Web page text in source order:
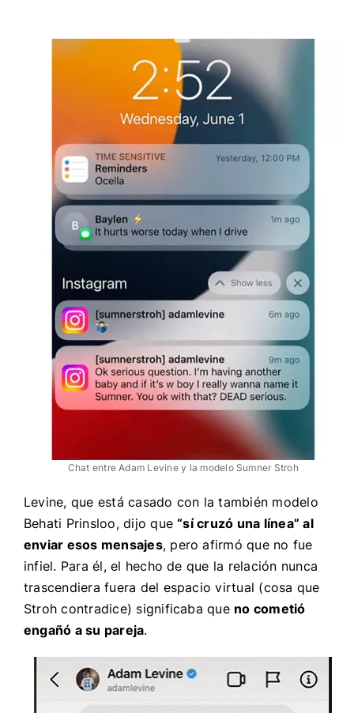
Chat entre Adam Levine y la modelo Sumner Stroh
Levine, que está casado con la también modelo
Behati Prinsloo, dijo que“sí cruzó una línea” al
enviar esos mensajes, pero afirmó que no fue
infiel. Para él, el hecho de que la relación nunca
trascendiera fuera del espacio virtual (cosa que
Stroh contradice) significaba que no cometió
engañó a su pareja.